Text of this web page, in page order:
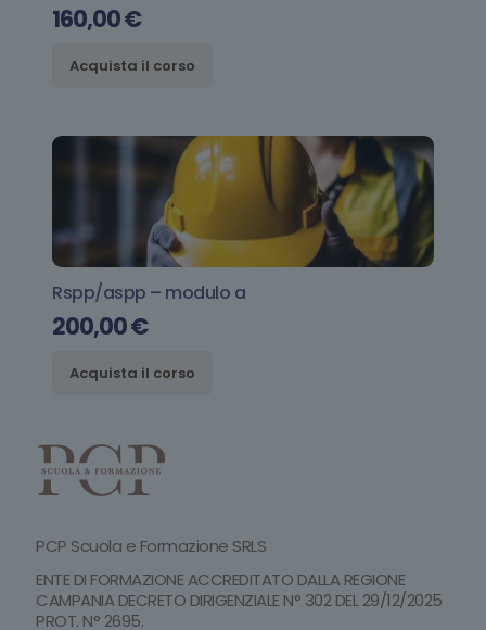
160,00€
Acquista il corso
Rspp/aspp – modulo a
200,00€
Acquista il corso
PCP Scuola e Formazione SRLS
ENTE DI FORMAZIONE ACCREDITATO DALLA REGIONE
CAMPANIA DECRETO DIRIGENZIALE N° 302 DEL 29/12/2025
PROT. N° 2695.